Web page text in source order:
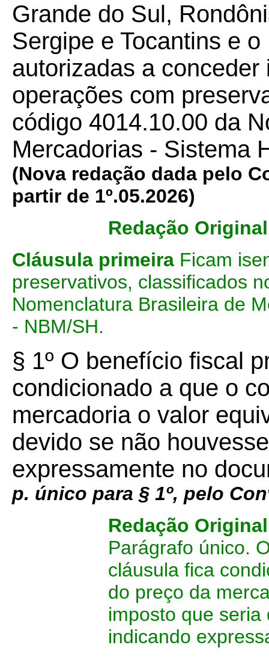
Grande do Sul,
Sergipe e Tocantins e
autorizadas a
operações com
código 4014.10.00 da
Mercadorias - Sistema
(Nova redação dada pelo
partir de 1º.05.2026)
Redação
Cláusula primeira Ficam
preservativos, classificados
Nomenclatura Brasileira de
- NBM/SH.
§ 1º O benefício fiscal
condicionado a que o
mercadoria o valor
devido se não
expressamente no
p. único para § 1º, pelo
Redação
Parágrafo único.
cláusula fica
do preço da
imposto que
indicando